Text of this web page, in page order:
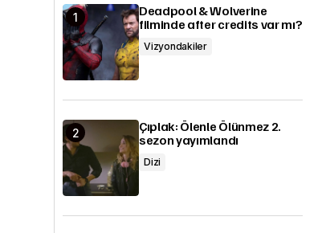
Deadpool & Wolverine
filminde after credits var mı?
Vizyondakiler
Çıplak: Ölenle Ölünmez 2.
sezon yayımlandı
Dizi